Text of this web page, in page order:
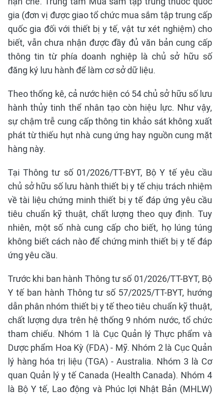
gia (đơn vị được giao tổ chức mua sắm tập trung cấp
quốc gia đối với thiết bị y tế, vật tư xét nghiệm) cho
biết, vẫn chưa nhận được đầy đủ văn bản cung cấp
thông tin từ phía doanh nghiệp là chủ sở hữu số
đăng ký lưu hành để làm cơ sở dữ liệu.
Theo thống kê, cả nước hiện có 54 chủ sở hữu số lưu
hành thủy tinh thể nhân tạo còn hiệu lực. Như vậy,
sự chậm trễ cung cấp thông tin khảo sát không xuất
phát từ thiếu hụt nhà cung ứng hay nguồn cung mặt
hàng này.
Tại Thông tư số 01/2026/TT-BYT, Bộ Y tế yêu cầu
chủ sở hữu số lưu hành thiết bị y tế chịu trách nhiệm
về tài liệu chứng minh thiết bị y tế đáp ứng yêu cầu
tiêu chuẩn kỹ thuật, chất lượng theo quy định. Tuy
nhiên, một số nhà cung cấp cho biết, họ lúng túng
không biết cách nào để chứng minh thiết bị y tế đáp
ứng yêu cầu.
Trước khi ban hành Thông tư số 01/2026/TT-BYT, Bộ
Y tế ban hành Thông tư số 57/2025/TT-BYT, hướng
dẫn phân nhóm thiết bị y tế theo tiêu chuẩn kỹ thuật,
chất lượng dựa trên hệ thống 9 nhóm nước, tổ chức
tham chiếu. Nhóm 1 là Cục Quản lý Thực phẩm và
Dược phẩm Hoa Kỳ (FDA) - Mỹ. Nhóm 2 là Cục Quản
lý hàng hóa trị liệu (TGA) - Australia. Nhóm 3 là Cơ
quan Quản lý y tế Canada (Health Canada). Nhóm 4
là Bộ Y tế, Lao động và Phúc lợi Nhật Bản (MHLW)